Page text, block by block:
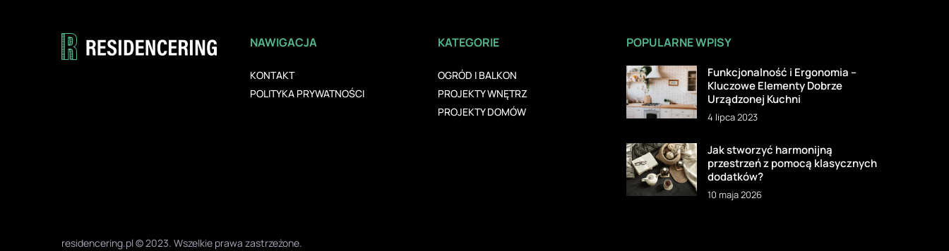
NAWIGACJA
KONTAKT
POLITYKA PRYWATNOŚCI
KATEGORIE
OGRÓD I BALKON
PROJEKTY WNĘTRZ
PROJEKTY DOMÓW
POPULARNE WPISY
Funkcjonalność i Ergonomia –
Kluczowe Elementy Dobrze
Urządzonej Kuchni
4 lipca 2023
Jak stworzyć harmonijną
przestrzeń z pomocą klasycznych
dodatków?
10 maja 2026
residencering.pl © 2023. Wszelkie prawa zastrzeżone.